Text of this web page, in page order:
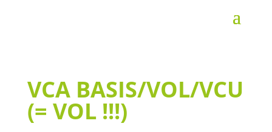
VCA BASIS/VOL/VCU
(= VOL !!!)